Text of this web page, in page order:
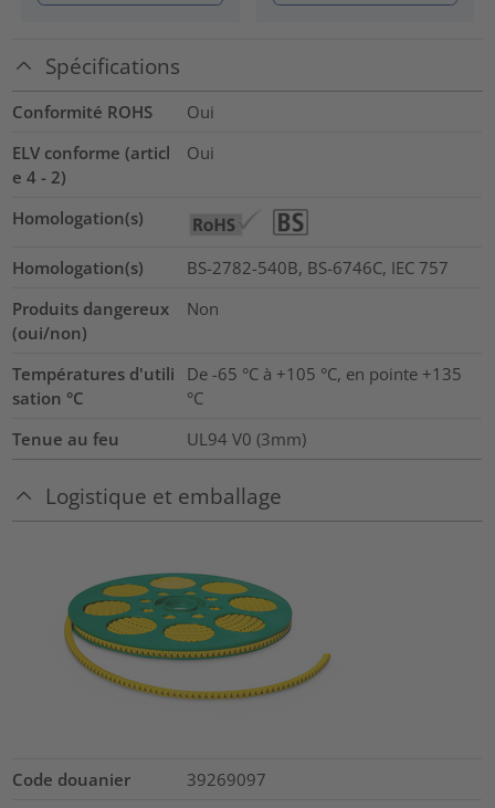
Spécifications
Conformité ROHS
Oui
ELV conforme (articl
e 4 - 2)
Oui
Homologation(s)
Homologation(s)
BS-2782-540B, BS-6746C, IEC 757
Produits dangereux
(oui/non)
Non
Températures d'utili
sation °C
De -65 °C à +105 °C, en pointe +135
°C
Tenue au feu
UL94 V0 (3mm)
Logistique et emballage
Code douanier
39269097